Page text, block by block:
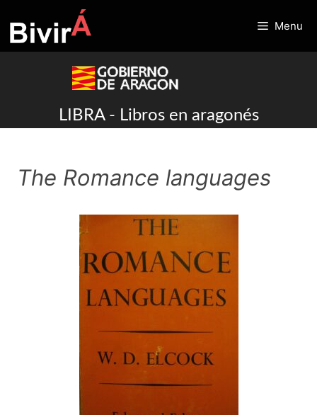
to
content
Menu
LIBRA - Libros en aragonés
The Romance languages